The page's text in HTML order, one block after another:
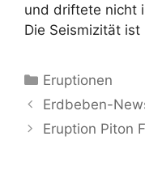
und driftete nicht
Die Seismizität
Kategorien
Eruptionen
Erdbeben-
Eruption Piton